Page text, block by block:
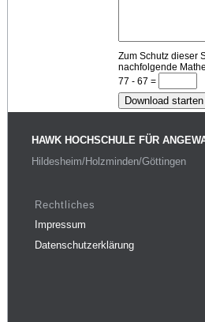
Zum Schutz dieser
nachfolgende
77 - 67 =
HAWK HOCHSCHULE FÜR
Hildesheim/Holzminden/Göttingen
Rechtliches
Impressum
Datenschutzerklärung